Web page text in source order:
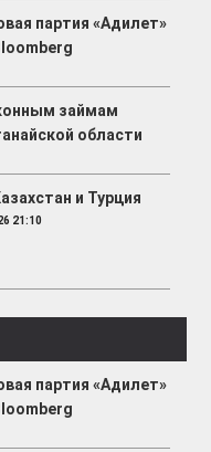
партия «Адилет»
займам
области
и Турция
21:10
партия «Адилет»